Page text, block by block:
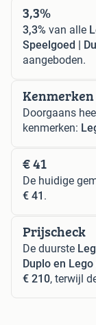
3,3%
3,3% van alle
Speelgoed |
aangeboden.
Kenmerken
Doorgaans
kenmerken:
€ 41
De huidige
€ 41 .
Prijscheck
De duurste
Duplo en Lego
€ 210, terwijl